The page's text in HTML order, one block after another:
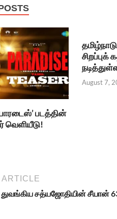
பாரடைஸ்’ படத்தின்
வெளியீடு!
சிறப்புக்
August 7,
துவங்கிய சத்யஜோதியின் சீயான்